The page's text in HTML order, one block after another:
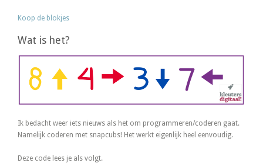
Koop de blokjes
Wat is het?
Ik bedacht weer iets nieuws als het om programmeren/coderen gaat.
Namelijk coderen met snapcubs! Het werkt eigenlijk heel eenvoudig.
Deze code lees je als volgt.